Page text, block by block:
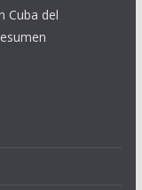
Cuba del